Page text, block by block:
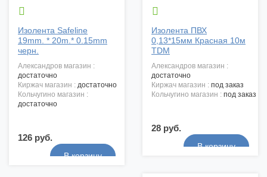

Изолента Safeline
19mm. * 20m.* 0.15mm
черн.
александров магазин :
достаточно
киржач магазин : достаточно
кольчугино магазин :
достаточно
126 руб.

Изолента ПВХ
0,13*15мм Красная 10м
TDM
александров магазин :
достаточно
киржач магазин : под заказ
кольчугино магазин : под заказ
28 руб.